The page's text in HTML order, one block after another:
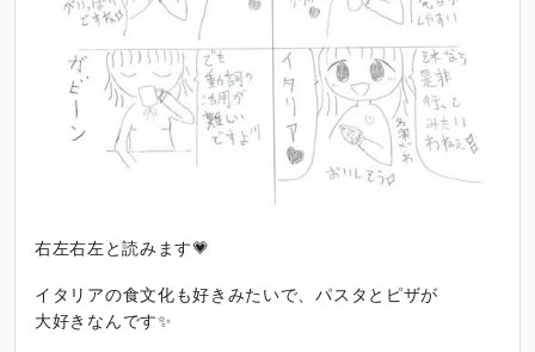
右左右左と読みます💗
イタリアの食文化も好きみたいで、パスタとピザが
大好きなんです✨